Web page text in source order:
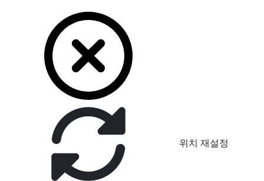
위치 재설정